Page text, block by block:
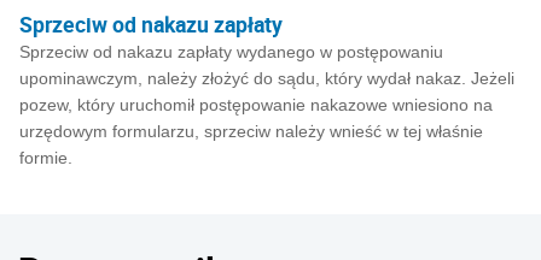
Sprzeciw od nakazu zapłaty
Sprzeciw od nakazu zapłaty wydanego w postępowaniu
upominawczym, należy złożyć do sądu, który wydał nakaz. Jeżeli
pozew, który uruchomił postępowanie nakazowe wniesiono na
urzędowym formularzu, sprzeciw należy wnieść w tej właśnie
formie.